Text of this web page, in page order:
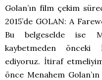
Golan’ın film çekim
2015’de GOLAN: A
Bu belgeselde ise
kaybetmeden önceki
ediyoruz. İtiraf
önce Menahem